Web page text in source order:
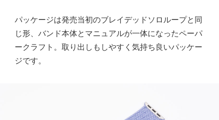
パッケージは発売当初のブレイデッドソロループと同
じ形、バンド本体とマニュアルが一体になったペーパ
ークラフト。取り出しもしやすく気持ち良いパッケー
ジです。